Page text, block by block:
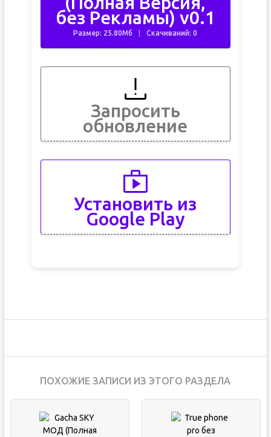
без Рекламы) v0.1
Размер: 25.80Мб Скачиваний: 0
Запросить
обновление
Установить из
Google Play
ПОХОЖИЕ ЗАПИСИ ИЗ ЭТОГО РАЗДЕЛА